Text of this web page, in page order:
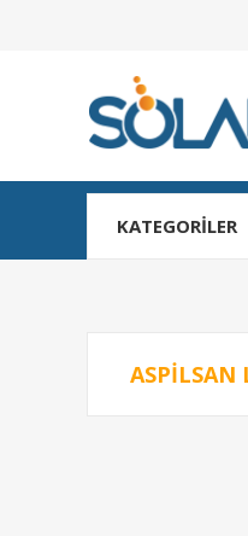
KATEGORILER
ASPILSAN